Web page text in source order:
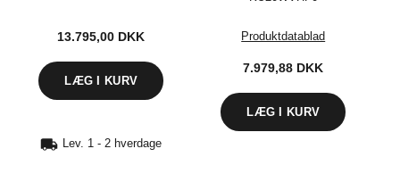
13.795,00 DKK Produktdatablad
7.979,88 DKK
Lev. 1 - 2 hverdage